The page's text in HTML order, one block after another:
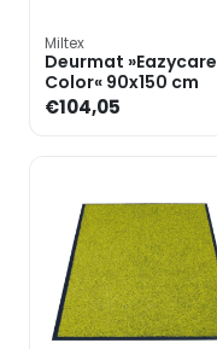
Miltex
Deurmat »Eazycare
Color« 90x150 cm
€104,05